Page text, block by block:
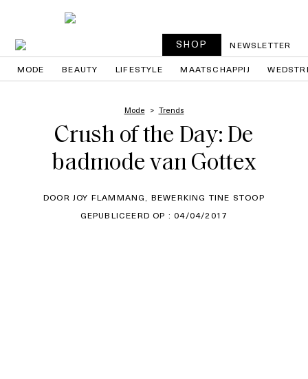
SHOP
NEWSLETTER
MODE
BEAUTY LIFESTYLE MAATSCHAPPIJ
Mode Trends
Crush of the Day: De
badmode van Gottex
DOOR JOY FLAMMANG, BEWERKING TINE STOOP
GEPUBLICEERD OP : 04/04/2017